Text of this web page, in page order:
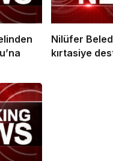
Nilüfer
kırtasiye